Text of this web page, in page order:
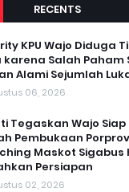
RECENTS
KPU Wajo Diduga
karena Salah Paham
Alami Sejumlah
06, 2026
Tegaskan Wajo
Pembukaan
Maskot Sigabus
Persiapan
02, 2026